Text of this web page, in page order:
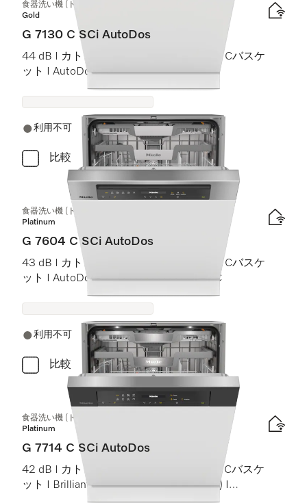
食器洗い機 (ドア材取付専用タイプ)
Gold
G 7130 C SCi AutoDos
44 dB I カトラリートレイ I ExtraComfort Cバスケ
ット I AutoDos I Miele@home
利用不可
比較
食器洗い機 (ドア材取付専用タイプ)
Platinum
G 7604 C SCi AutoDos
43 dB I カトラリートレイ I ExtraComfort Cバスケ
ット I AutoDos I 高温洗浄・すすぎ 75 °C
利用不可
比較
食器洗い機 (ドア材取付専用タイプ)
Platinum
G 7714 C SCi AutoDos
42 dB I カトラリートレイ I MaxiComfort Cバスケ
ット I BrilliantLight (ブリリアントライト) I